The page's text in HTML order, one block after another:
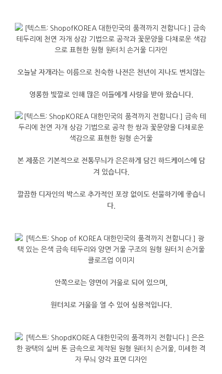
오늘날 자개라는 이름으로 친숙한 나전은 천년이 지나도 변치않는
영롱한 빛깔로 인해 많은 이들에게 사랑을 받아 왔습니다.
본 제품은 기본적으로 전통무늬가 은은하게 담긴 하드케이스에 담
겨 있습니다.
깔끔한 디자인의 박스로 추가적인 포장 없이도 선물하기에 좋습니
다.
안쪽으로는 양면이 거울로 되어 있으며,
원터치로 거울을 열 수 있어 실용적입니다.